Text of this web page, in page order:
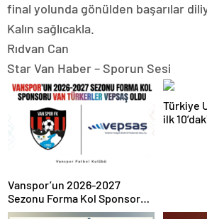
final yolunda gönülden başarılar
Kalın sağlıcakla.
Rıdvan Can
Star Van Haber – Sporun Sesi
Vanspor’un 2026-2027
Sezonu Forma Kol Sponsoru
Van Türkerler Vepsaş Oldu
Türkiye
ilk